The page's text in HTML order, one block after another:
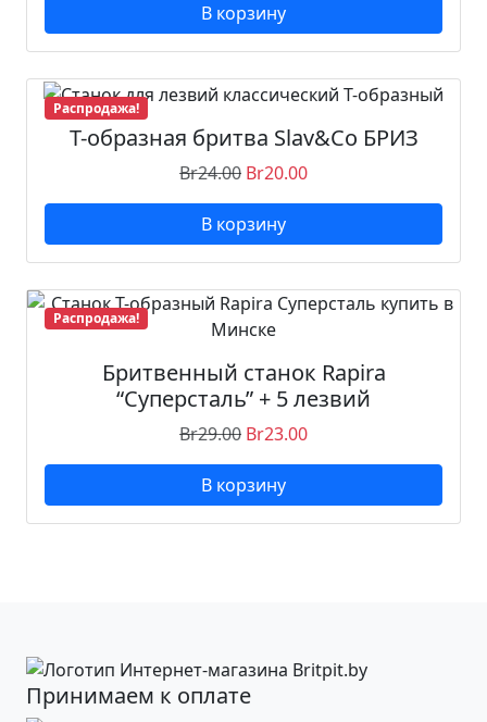
я
i
+
5
В корзину
Распродажа!
Т-образная бритва Slav&Co БРИЗ
Br24.00 Br20.00
В корзину
Распродажа!
Бритвенный станок Rapira
“Суперсталь” + 5 лезвий
Br29.00 Br23.00
В корзину
Принимаем к оплате